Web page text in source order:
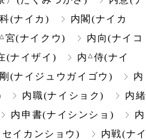
(ナイカ)
内閣(ナイカ
△ 宮(ナイクウ)
内向(ナイコ
(ナイザイ) 内 △ 侍(ナイ
(ナイジュウガイゴウ)
内
内職(ナイショク)
内緒
内申書(ナイシンショ)
内
イカンショウ)
内戦(ナイ